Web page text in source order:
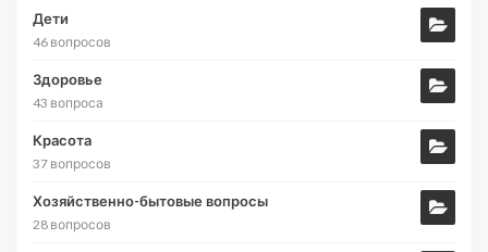
Дети
46 вопросов
Здоровье
43 вопроса
Красота
37 вопросов
Хозяйственно-бытовые вопросы
28 вопросов